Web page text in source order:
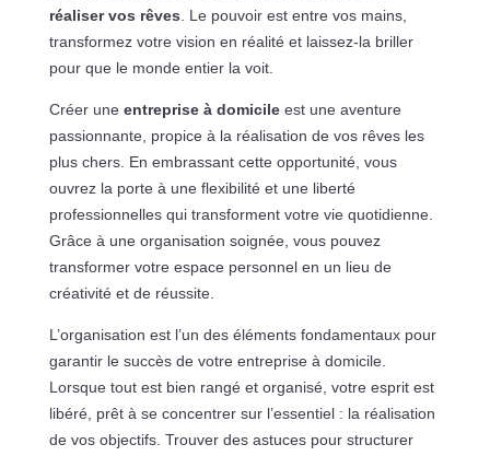
réaliser vos rêves . Le pouvoir est entre vos mains,
transformez votre vision en réalité et laissez-la briller
pour que le monde entier la voit.
Créer une entreprise à domicileest une aventure
passionnante, propice à la réalisation de vos rêves les
plus chers. En embrassant cette opportunité, vous
ouvrez la porte à une flexibilité et une liberté
professionnelles qui transforment votre vie quotidienne.
Grâce à une organisation soignée, vous pouvez
transformer votre espace personnel en un lieu de
créativité et de réussite.
L’organisation est l’un des éléments fondamentaux pour
garantir le succès de votre entreprise à domicile.
Lorsque tout est bien rangé et organisé, votre esprit est
libéré, prêt à se concentrer sur l’essentiel : la réalisation
de vos objectifs. Trouver des astuces pour structurer